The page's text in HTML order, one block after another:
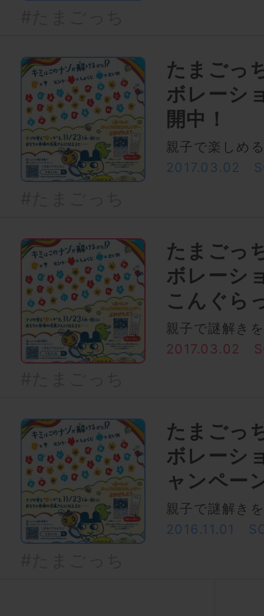
たまごっ
ボレーシ
開中！
親子で楽しめ
2017.03.02
たまごっ
ボレーシ
こんぐら
親子で謎解き
2017.03.02
たまごっ
ボレーシ
ャンペー
親子で謎解き
2016.11.01